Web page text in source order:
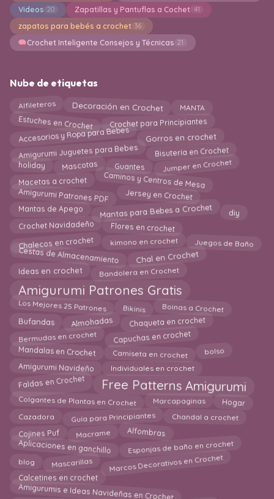
Videos 20 Zapatillas y Pantuflas a Cochet 41
zapatos para bebés a crochet 36
Crochet Inteligente Consejos y Técnicas 21
Nube de etiquetas
Alfileteros Decoración en Crochet MANTA
Estuches en Crochet Crochet para Principiantes
Accesorios y Ropa para Bebes Gorros en crochet
Amigurumi Juguetes para Bebes Bisutería en Crochet
holiday Mascotas Guantes Jumper en Crochet
Macetas a crochet Caminos y Centros de Mesa
Amigurumi Patrones PDF Jersey en Crochet
Mantas de Apego Mantas para Bebes a Crochet diy
Crochet Navidadeño Flores en crochet
Chalecos en crochet kimono en crochet Juegos de Baño
Cestas de Almacenamiento Chal en Crochet
Ideas en crochet Bandolera en Crochet
Amigurumi Patrones Gratis
Los Mejores 25 Patrones Bikinis Boinas a Crochet
Bufandas Almohadas Chaqueta en crochet
Bermudas en crochet Capuchas en crochet
Mandalas en Crochet Camiseta en crochet bolso
Amigurumi Navideño Individuales en crochet
Faldas en Crochet Free Patterns Amigurumi
Colgantes de Plantas en Crochet Marcapaginas Hogar
Cazadora Guía para Principiantes Chandal a crochet
Cojines Puf Macrame Alfombras
Aplicaciones en ganchillo Esponjas de baño en crochet
blog Mascarillas Marcos Decorativos en Crochet
Calcetines en crochet
Amigurumis e Ideas Navideñas en Crochet